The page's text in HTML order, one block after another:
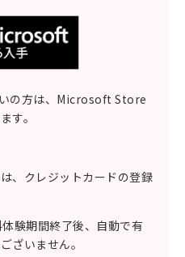
の方は、Microsoft Store
す。
、クレジットカードの登録
験期間終了後、自動で有
ざいません。